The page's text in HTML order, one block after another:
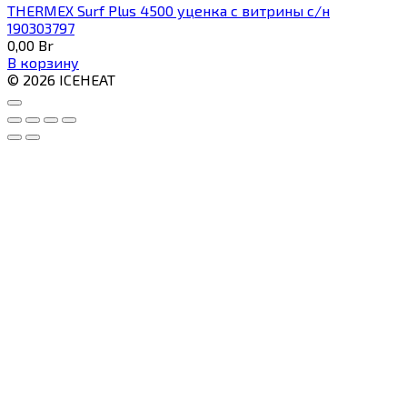
THERMEX Surf Plus 4500 уценка с витрины с/н
190303797
0,00 Br
В корзину
© 2026 ICEHEAT